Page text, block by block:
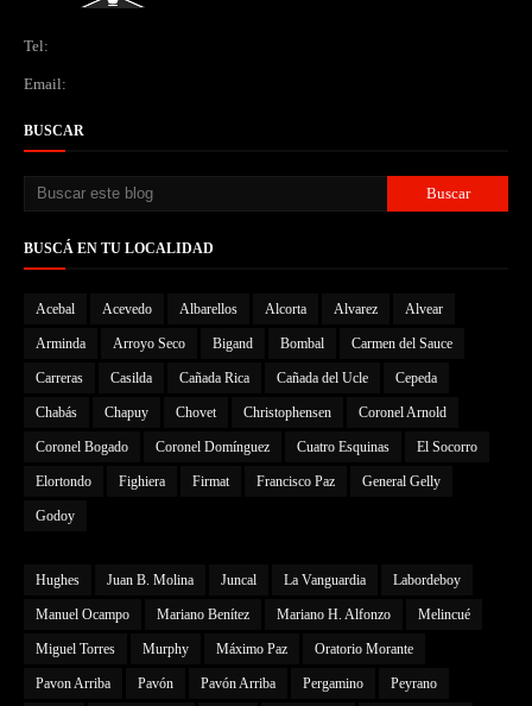
Tel:
Email:
BUSCAR
BUSCÁ EN TU LOCALIDAD
Acebal Acevedo Albarellos Alcorta Alvarez Alvear
Arminda Arroyo Seco Bigand Bombal Carmen del Sauce
Carreras Casilda Cañada Rica Cañada del Ucle Cepeda
Chabás Chapuy Chovet Christophensen Coronel Arnold
Coronel Bogado Coronel Domínguez Cuatro Esquinas El Socorro
Elortondo Fighiera Firmat Francisco Paz General Gelly
Godoy
Hughes Juan B. Molina Juncal La Vanguardia Labordeboy
Manuel Ocampo Mariano Benítez Mariano H. Alfonzo Melincué
Miguel Torres Murphy Máximo Paz Oratorio Morante
Pavon Arriba Pavón Pavón Arriba Pergamino Peyrano